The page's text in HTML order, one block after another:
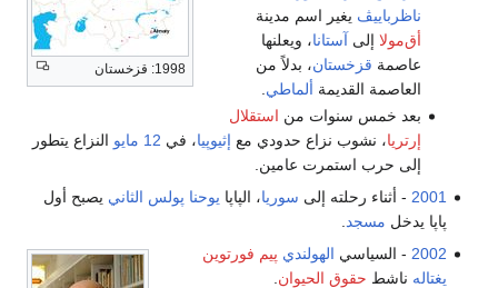
1998: قزخستان
ناظرباييڤ يغير اسم مدينة
أق‌مولاإلى آستانا، ويعلنها
عاصمة قزخستان، بدلاً من
العاصمة القديمة ألماطي.
بعد خمس سنوات من استقلال
إرتريا، نشوب نزاع حدودي مع إثيوپيا، في 12 مايو
النزاع يتطور
إلى حرب استمرت عامين.
2001 - أثناء رحلته إلى سوريا، الپاپا يوحنا پولس الثاني يصبح أول
پاپا يدخل مسجد
2002 - السياسي الهولندي پيم فورتوين
يغتاله ناشط حقوق الحيوان